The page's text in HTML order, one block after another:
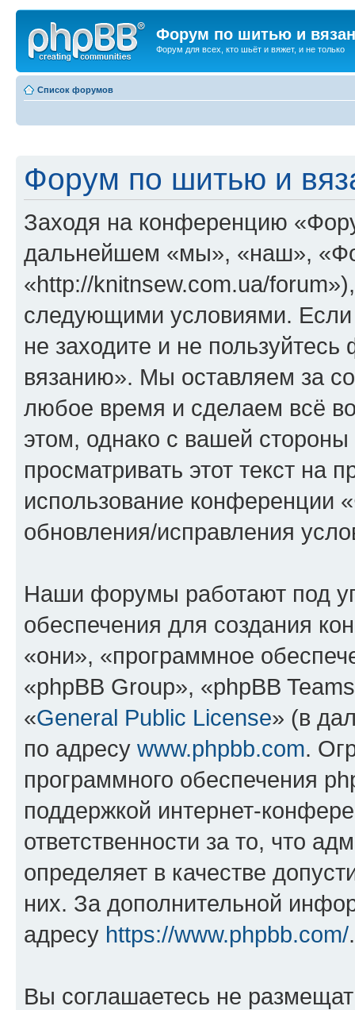
Форум по шитью и
Форум для всех, кто шьёт и вяжет, и не только
Список форумов
Форум по шитью и
Заходя на конференцию
дальнейшем «мы», «наш»,
«http://knitnsew.com.ua/
следующими условиями.
не заходите и не
вязанию». Мы оставляем за
любое время и сделаем всё
этом, однако с вашей
просматривать этот текст на
использование конференции
обновления/исправления
Наши форумы работают под
обеспечения для создания
«они», «программное
«phpBB Group», «phpBB
«General Public License» (в
по адресу www.phpbb.com.
программного обеспечения
поддержкой интернет-
ответственности за то, что
определяет в качестве
них. За дополнительной
адресу https://www.phpbb.com/.
Вы соглашаетесь не